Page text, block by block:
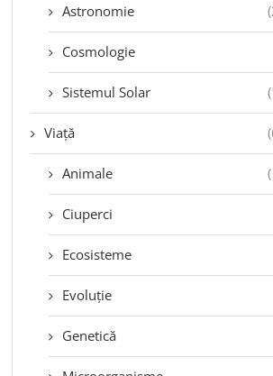
Astronomie
Cosmologie
Sistemul Solar
Viață
Animale
Ciuperci
Ecosisteme
Evoluție
Genetică